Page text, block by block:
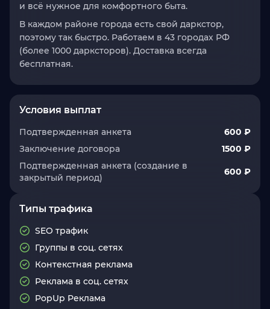
и всё нужное для комфортного быта.
В каждом районе города есть свой даркстор,
поэтому так быстро. Работаем в 43 городах РФ
(более 1000 дарксторов). Доставка всегда
бесплатная.
Условия выплат
Подтвержденная анкета
600 ₽
Заключение договора
1500 ₽
Подтвержденная анкета (создание в
закрытый период)
600 ₽
Типы трафика
SEO трафик
Группы в соц. сетях
Контекстная реклама
Реклама в соц. сетях
PopUp Реклама